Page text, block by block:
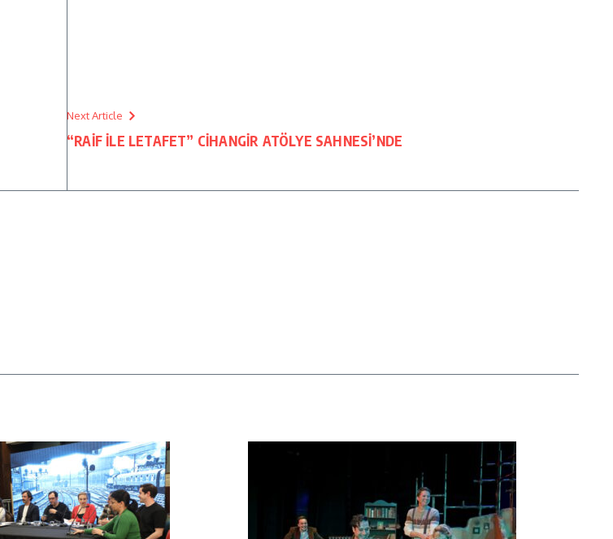
Next Article
“RAİF İLE LETAFET” CİHANGİR ATÖLYE SAHNESİ’NDE